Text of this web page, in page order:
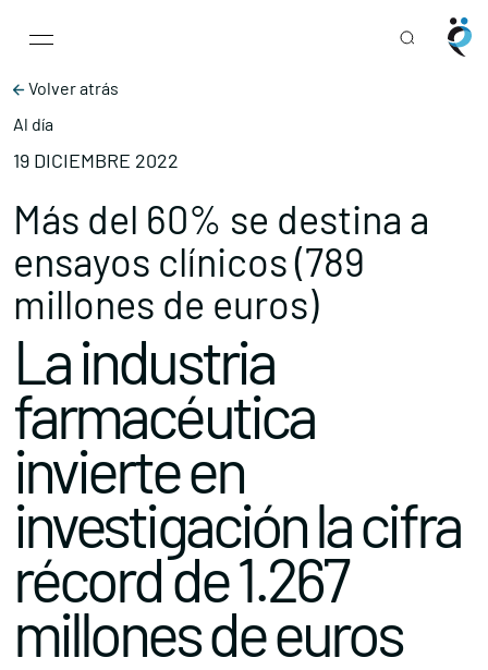
Main Navigation
Volver atrás
Al día
19 DICIEMBRE 2022
Más del 60% se destina a
ensayos clínicos (789
millones de euros)
La industria
farmacéutica
invierte en
investigación la cifra
récord de 1.267
millones de euros